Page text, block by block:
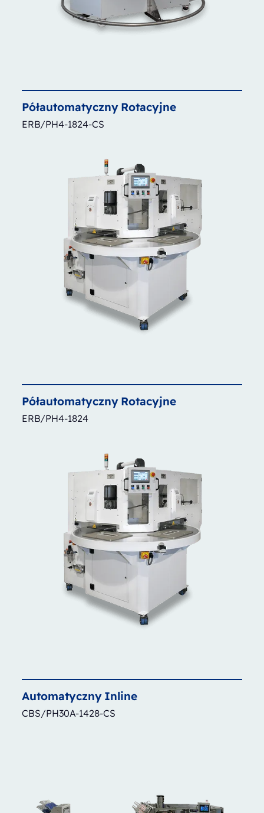
Półautomatyczny Rotacyjne
ERB/PH4-1824-CS
Półautomatyczny Rotacyjne
ERB/PH4-1824
Automatyczny Inline
CBS/PH30A-1428-CS